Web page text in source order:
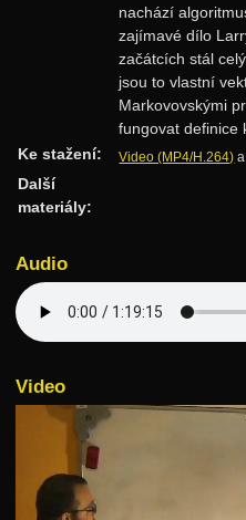
nachází
zajímavé dílo
začátcích stál
jsou to vlastní
Markovovskými
fungovat definice
Ke stažení:
Video (MP4/H.264)
Další
materiály:
Audio
Video
Binární vyhledávání
Dynamické programování
Datové struktury
Vyhledávací stromy
Hešování
Intervalové stromy
Treapy
Třídění
Hledání v textu
Geometrie
Grafy